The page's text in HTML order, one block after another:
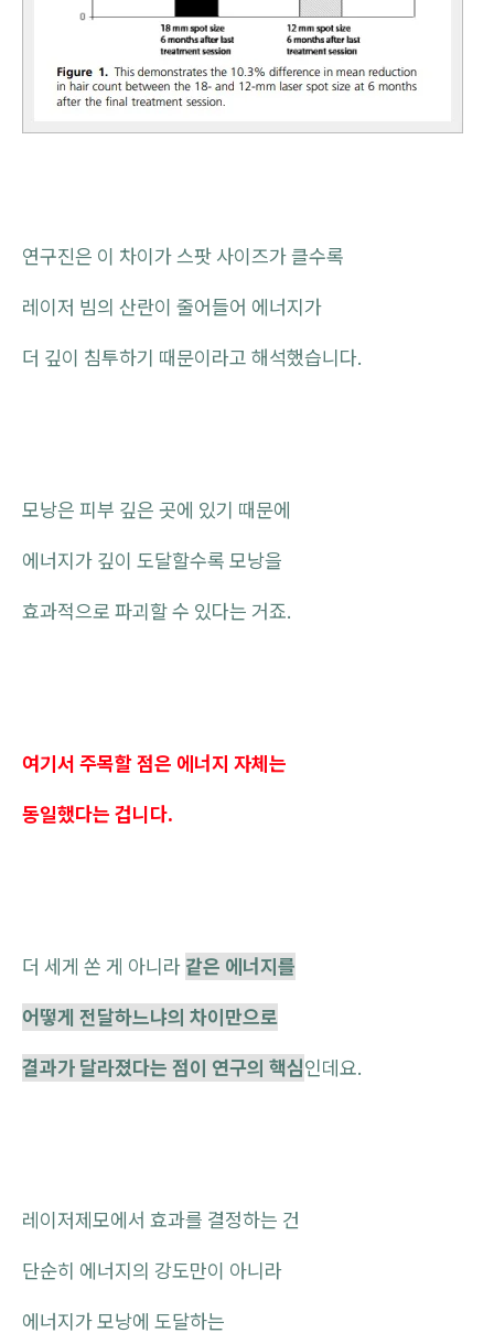
연구진은 이 차이가 스팟 사이즈가 클수록
레이저 빔의 산란이 줄어들어 에너지가
더 깊이 침투하기 때문이라고 해석했습니다.
모낭은 피부 깊은 곳에 있기 때문에
에너지가 깊이 도달할수록 모낭을
효과적으로 파괴할 수 있다는 거죠.
여기서 주목할 점은 에너지 자체는
동일했다는 겁니다.
더 세게 쏜 게 아니라 같은 에너지를
어떻게 전달하느냐의 차이만으로
결과가 달라졌다는 점이 연구의 핵심인데요.
레이저제모에서 효과를 결정하는 건
단순히 에너지의 강도만이 아니라
에너지가 모낭에 도달하는